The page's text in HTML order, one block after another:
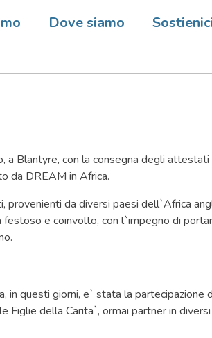
Dove siamoDREAM
a Blantyre, con la consegna degli
da DREAM in Africa.
provenienti da diversi paesi dell`Africa
festoso e coinvolto, con l`impegno di
in questi giorni, e` stata la partecipazione
Figlie della Carita`, ormai partner in